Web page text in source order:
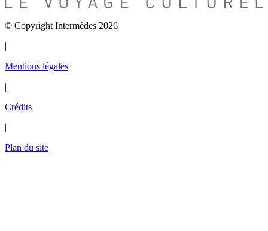
© Copyright Intermèdes 2026
|
Mentions légales
|
Crédits
|
Plan du site